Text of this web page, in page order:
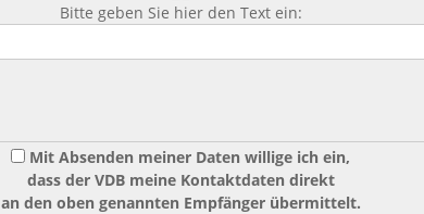
Bitte geben Sie hier den Text ein:
Mit Absenden meiner Daten willige ich ein,
dass der VDB meine Kontaktdaten direkt
an den oben genannten Empfänger übermittelt.